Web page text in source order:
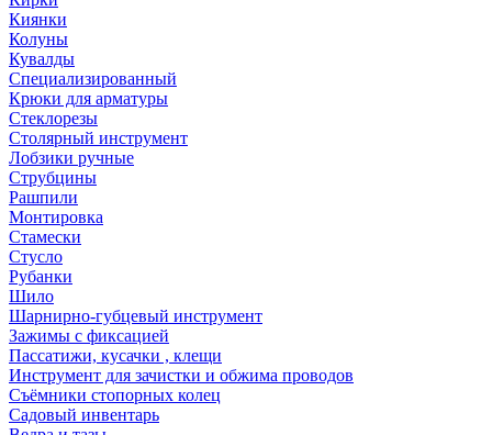
Киянки
Колуны
Кувалды
Специализированный
Крюки для арматуры
Стеклорезы
Столярный инструмент
Лобзики ручные
Струбцины
Рашпили
Монтировка
Стамески
Стусло
Рубанки
Шило
Шарнирно-губцевый инструмент
Зажимы с фиксацией
Пассатижи, кусачки , клещи
Инструмент для зачистки и обжима проводов
Съёмники стопорных колец
Садовый инвентарь